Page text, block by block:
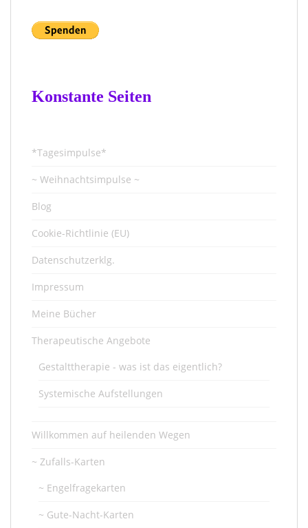
Konstante Seiten
*Tagesimpulse*
~ Weihnachtsimpulse ~
Blog
Cookie-Richtlinie (EU)
Datenschutzerklg.
Impressum
Meine Bücher
Therapeutische Angebote
Gestalttherapie - was ist das eigentlich?
Systemische Aufstellungen
Willkommen auf heilenden Wegen
~ Zufalls-Karten
~ Engelfragekarten
~ Gute-Nacht-Karten